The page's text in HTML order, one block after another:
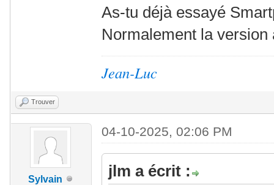
As-tu déjà essayé
Normalement la
Jean-Luc
Trouver
Sylvain
04-10-2025, 02:06 PM
jlm a écrit :